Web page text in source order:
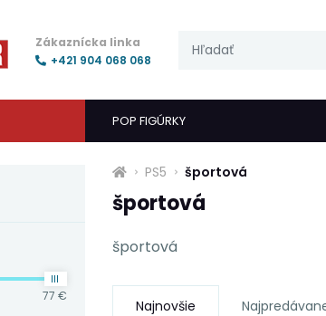
Zákaznícka linka
+421 904 068 068
POP FIGÚRKY
77 €
PS5 športová
športová
športová
Najnovšie